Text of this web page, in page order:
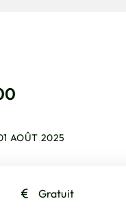
AOÛT 2025
Gratuit